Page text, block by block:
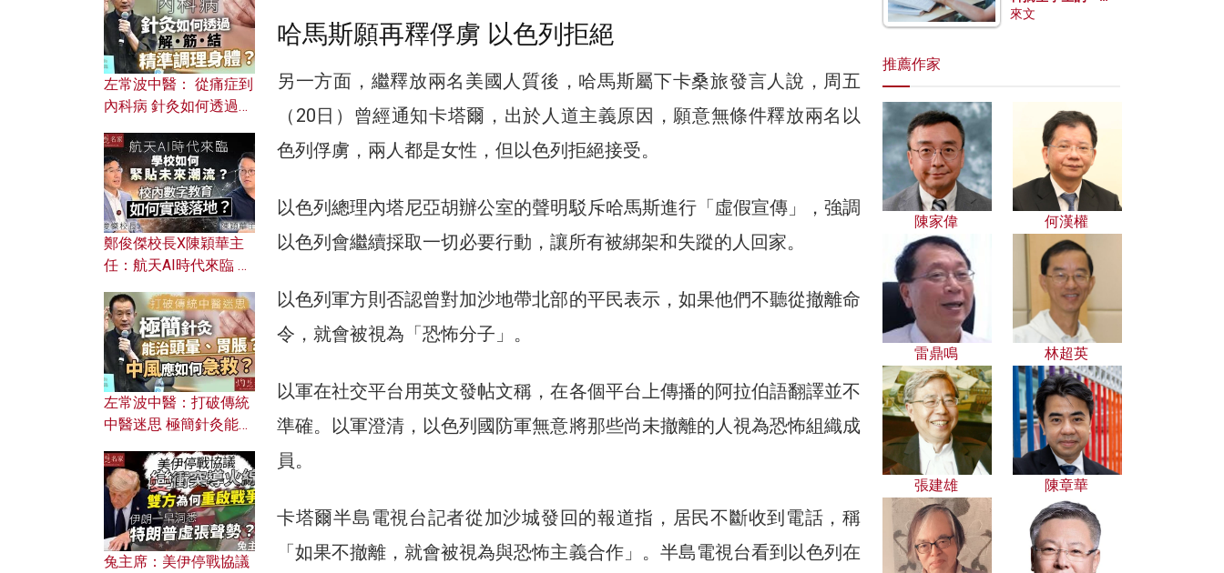
哈馬斯願再釋俘虜 以色列拒絕
另一方面，繼釋放兩名美國人質後，哈馬斯屬下卡桑旅發言人說，周五
（20日）曾經通知卡塔爾，出於人道主義原因，願意無條件釋放兩名以
色列俘虜，兩人都是女性，但以色列拒絕接受。
以色列總理內塔尼亞胡辦公室的聲明駁斥哈馬斯進行「虛假宣傳」，強調
以色列會繼續採取一切必要行動，讓所有被綁架和失蹤的人回家。
以色列軍方則否認曾對加沙地帶北部的平民表示，如果他們不聽從撤離命
令，就會被視為「恐怖分子」。
以軍在社交平台用英文發帖文稱，在各個平台上傳播的阿拉伯語翻譯並不
準確。以軍澄清，以色列國防軍無意將那些尚未撤離的人視為恐怖組織成
員。
卡塔爾半島電視台記者從加沙城發回的報道指，居民不斷收到電話，稱
「如果不撤離，就會被視為與恐怖主義合作」。半島電視台看到以色列在
左常波中醫： 從痛症到
內科病 針灸如何透過解
鄭俊傑校長X陳穎華主
任：航天AI時代來臨 學
校內數字教育如何實踐
落地？
左常波中醫：打破傳統
中醫迷思 極簡針灸能治
何急救？
兔主席：美伊停戰協議
特質
來文
推薦作家
陳家偉 何漢權
雷鼎鳴 林超英
張建雄 陳章華